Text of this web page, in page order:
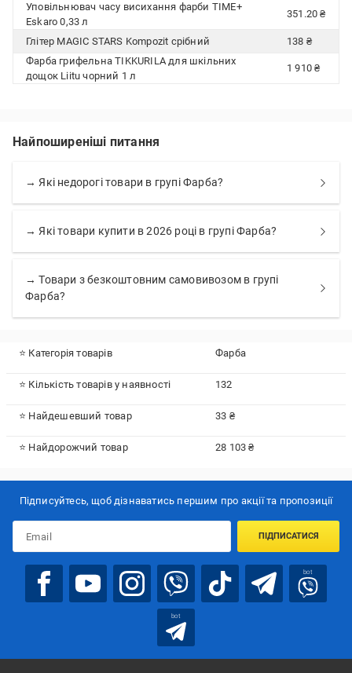
Уповільнювач часу висихання фарби TIME+
Eskaro 0,33 л
351.20 ₴
Глітер MAGIC STARS Kompozit срібний
138 ₴
Фарба грифельна TIKKURILA для шкільних
дощок Liitu чорний 1 л
1 910 ₴
Найпоширеніші питання
→ Які недорогі товари в групі Фарба?
→ Які товари купити в 2026 році в групі Фарба?
→ Товари з безкоштовним самовивозом в групі
Фарба?
⭐ Категорія товарів Фарба
⭐ Кількість товарів у наявності 132
⭐ Найдешевший товар 33 ₴
⭐ Найдорожчий товар 28 103 ₴
Підписуйтесь, щоб дізнаватись першим про акції та пропозиції
ПІДПИСАТИСЯ
bot
bot